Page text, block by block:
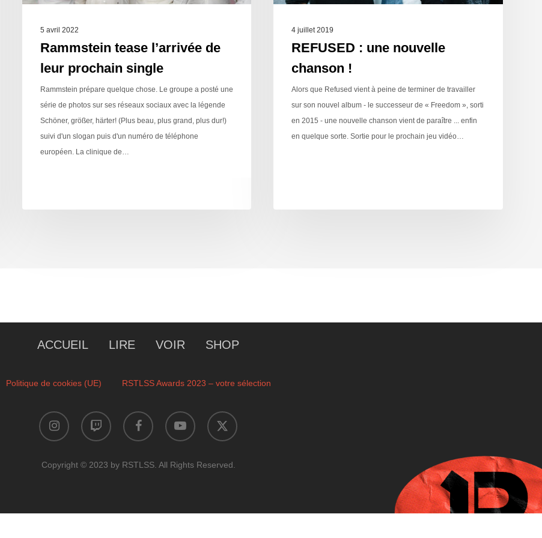
5 avril 2022
Rammstein tease l’arrivée de
leur prochain single
Rammstein prépare quelque chose. Le groupe a posté une
série de photos sur ses réseaux sociaux avec la légende
Schöner, größer, härter! (Plus beau, plus grand, plus dur!)
suivi d'un slogan puis d'un numéro de téléphone
européen. La clinique de…
4 juillet 2019
REFUSED : une nouvelle
chanson !
Alors que Refused vient à peine de terminer de travailler
sur son nouvel album - le successeur de « Freedom », sorti
en 2015 - une nouvelle chanson vient de paraître ... enfin
en quelque sorte. Sortie pour le prochain jeu vidéo…
ACCUEIL LIRE VOIR SHOP
Politique de cookies (UE) RSTLSS Awards 2023 – votre sélection
instagram twitch facebook youtube
x-
twitter
Copyright © 2023 by RSTLSS. All Rights Reserved.